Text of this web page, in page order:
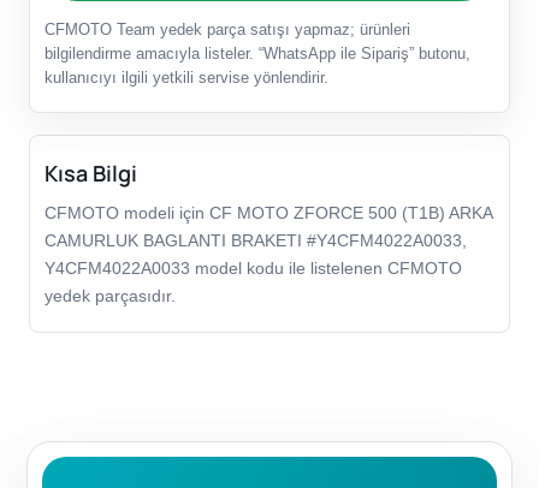
CFMOTO Team yedek parça satışı yapmaz; ürünleri
bilgilendirme amacıyla listeler. “WhatsApp ile Sipariş” butonu,
kullanıcıyı ilgili yetkili servise yönlendirir.
Kısa Bilgi
CFMOTO modeli için CF MOTO ZFORCE 500 (T1B) ARKA
CAMURLUK BAGLANTI BRAKETI #Y4CFM4022A0033,
Y4CFM4022A0033 model kodu ile listelenen CFMOTO
yedek parçasıdır.